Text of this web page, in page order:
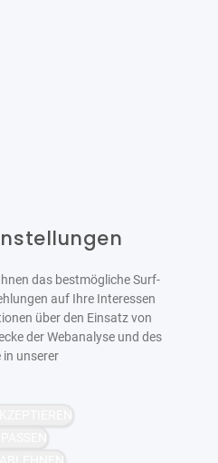
Bereitgestellt von
das bestmögliche Surf-
auf Ihre Interessen
über den Einsatz von
der Webanalyse und des
in unserer